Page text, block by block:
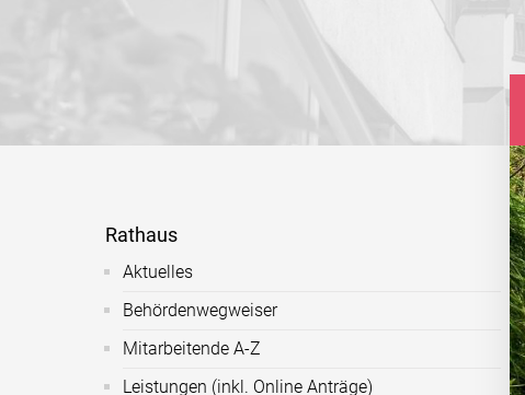
Rathaus
Aktuelles
Behördenwegweiser
Mitarbeitende A-Z
Leistungen (inkl. Online Anträge)